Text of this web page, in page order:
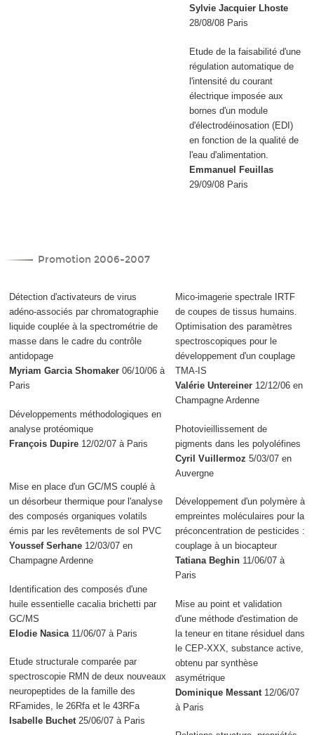
Sylvie Jacquier Lhoste
28/08/08 Paris
Etude de la faisabilité d'une
régulation automatique de
l'intensité du courant
électrique imposée aux
bornes d'un module
d'électrodéinosation (EDI)
en fonction de la qualité de
l'eau d'alimentation.
Emmanuel Feuillas
29/09/08 Paris
Promotion 2006-2007
Détection d'activateurs de virus
adéno-associés par chromatographie
liquide couplée à la spectrométrie de
masse dans le cadre du contrôle
antidopage
Myriam Garcia Shomaker 06/10/06 à
Paris
Développements méthodologiques en
analyse protéomique
François Dupire 12/02/07 à Paris
Mise en place d'un GC/MS couplé à
un désorbeur thermique pour l'analyse
des composés organiques volatils
émis par les revêtements de sol PVC
Youssef Serhane 12/03/07 en
Champagne Ardenne
Identification des composés d'une
huile essentielle cacalia brichetti par
GC/MS
Elodie Nasica 11/06/07 à Paris
Etude structurale comparée par
spectroscopie RMN de deux nouveaux
neuropeptides de la famille des
RFamides, le 26Rfa et le 43RFa
Isabelle Buchet25/06/07 à Paris
Mico-imagerie spectrale IRTF
de coupes de tissus humains.
Optimisation des paramètres
spectroscopiques pour le
développement d'un couplage
TMA-IS
Valérie Untereiner 12/12/06 en
Champagne Ardenne
Photovieillissement de
pigments dans les polyoléfines
Cyril Vuillermoz 5/03/07 en
Auvergne
Développement d'un polymère à
empreintes moléculaires pour la
préconcentration de pesticides :
couplage à un biocapteur
Tatiana Beghin 11/06/07 à
Paris
Mise au point et validation
d'une méthode d'estimation de
la teneur en titane résiduel dans
le CEP-XXX, substance active,
obtenu par synthèse
asymétrique
Dominique Messant 12/06/07
à Paris